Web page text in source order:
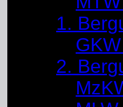
1.
2.